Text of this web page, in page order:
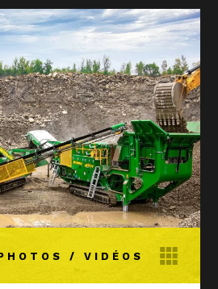
/ VIDÉOS